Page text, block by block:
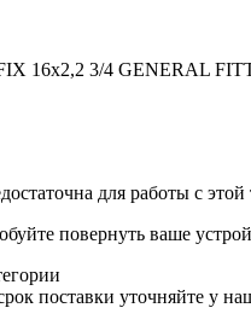
16х2,2 3/4 GENERAL
для работы с этой
повернуть ваше
поставки уточняйте у